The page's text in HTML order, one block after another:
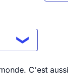
C'est